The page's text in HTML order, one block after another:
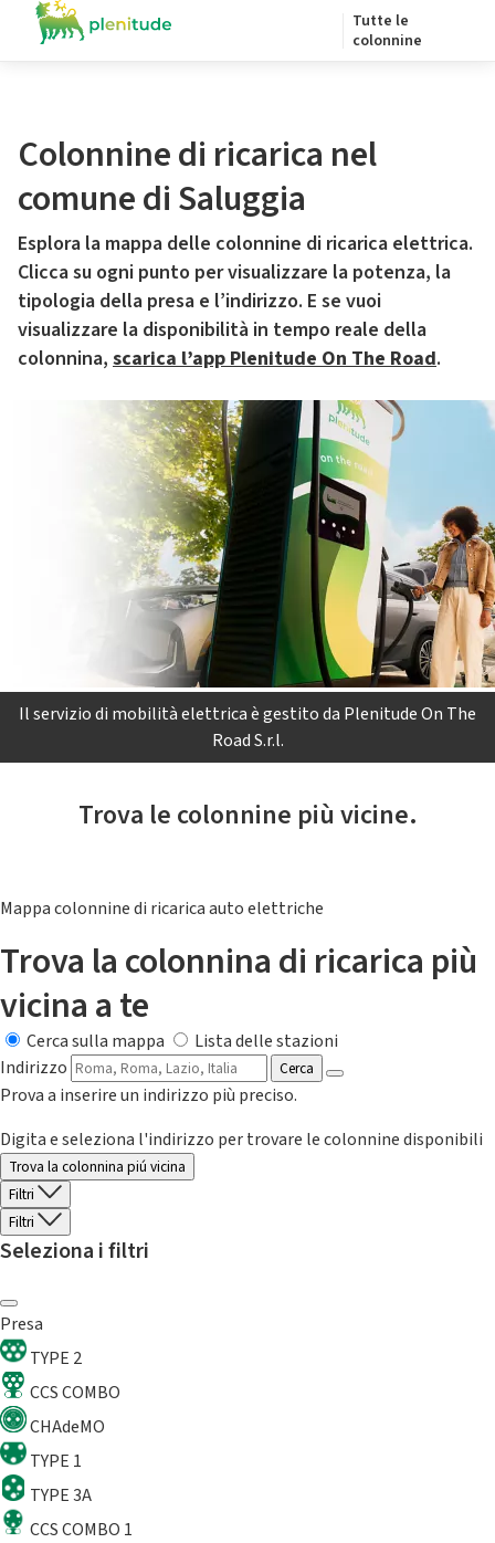
Tutte le
colonnine
Colonnine di ricarica nel
comune di Saluggia
Esplora la mappa delle colonnine di ricarica elettrica.
Clicca su ogni punto per visualizzare la potenza, la
tipologia della presa e l’indirizzo. E se vuoi
visualizzare la disponibilità in tempo reale della
colonnina, scarica l’app Plenitude On The Road.
Il servizio di mobilità elettrica è gestito da Plenitude On The
Road S.r.l.
Trova le colonnine più vicine.
Mappa colonnine di ricarica auto elettriche
Trova la colonnina di ricarica più
vicina a te
Cerca sulla mappa
Lista delle stazioni
Indirizzo
Cerca
Prova a inserire un indirizzo più preciso.
Digita e seleziona l'indirizzo per trovare le colonnine disponibili
Trova la colonnina piú vicina
Filtri
Filtri
Seleziona i filtri
Presa
TYPE 2
CCS COMBO
CHAdeMO
TYPE 1
TYPE 3A
CCS COMBO 1